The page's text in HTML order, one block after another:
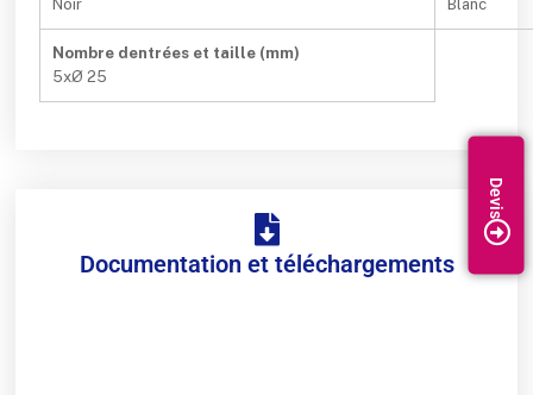
Noir Blanc
Nombre dentrées et taille (mm)
5xØ 25
Documentation et téléchargements